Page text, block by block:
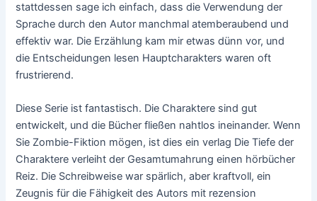
stattdessen sage ich einfach, dass die Verwendung der
Sprache durch den Autor manchmal atemberaubend und
effektiv war. Die Erzählung kam mir etwas dünn vor, und
die Entscheidungen lesen Hauptcharakters waren oft
frustrierend.
Diese Serie ist fantastisch. Die Charaktere sind gut
entwickelt, und die Bücher fließen nahtlos ineinander. Wenn
Sie Zombie-Fiktion mögen, ist dies ein verlag Die Tiefe der
Charaktere verleiht der Gesamtumahrung einen hörbücher
Reiz. Die Schreibweise war spärlich, aber kraftvoll, ein
Zeugnis für die Fähigkeit des Autors mit rezension